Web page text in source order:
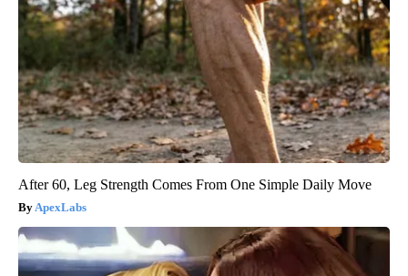
After 60, Leg Strength Comes From One Simple Daily Move
ApexLabs